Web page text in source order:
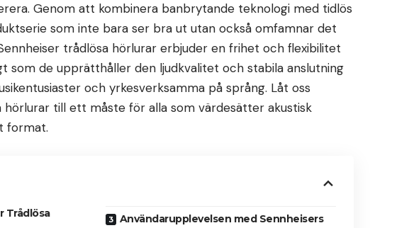
Genom att kombinera banbrytande teknologi med tidlös
som inte bara ser bra ut utan också omfamnar det
trådlösa hörlurar erbjuder en frihet och flexibilitet
som de upprätthåller den ljudkvalitet och stabila anslutning
och yrkesverksamma på språng. Låt oss
hörlurar till ett måste för alla som värdesätter akustisk
format.
Trådlösa
Användarupplevelsen med Sennheisers